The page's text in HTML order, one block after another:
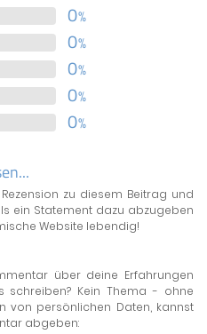
0%
0%
0%
0%
0%
zu diesem Beitrag und
ein Statement dazu abzugeben
Website lebendig!
über deine Erfahrungen
schreiben? Kein Thema - ohne
von persönlichen Daten, kannst
abgeben: